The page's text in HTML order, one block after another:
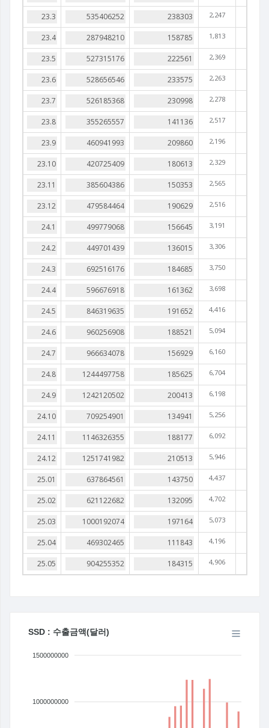
2,247
1,813
2,369
2,263
2,278
2,517
2,196
2,329
2,565
2,516
3,191
3,306
3,750
3,698
4,416
5,094
6,160
6,704
6,198
5,256
6,092
5,946
4,437
4,702
5,073
4,196
4,906
SSD : 수출금액(달러)
1500000000
1000000000